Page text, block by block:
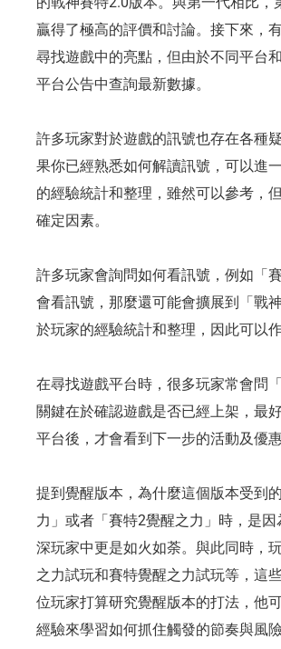
贏得了極高的評價和討論。接下來，
尋找遊戲中的亮點，但由於不同平台
平台公告中查詢最新數據。
許多玩家對於遊戲的訊號也存在各種
果你已經熟悉如何解讀訊號，可以進
的經驗統計和整理，雖然可以參考，
確定因素。
許多玩家會詢問如何看訊號，例如「
會看訊號，那麼還可能會擴展到「戰
於玩家的經驗統計和整理，因此可以
在尋找遊戲平台時，很多玩家常會問
關鍵在於確認遊戲是否已經上架，最
平台後，才會看到下一步的活動及優
提到覺醒版本，為什麼這個版本受到
力」或者「賽特2覺醒之力」時，是
深玩家中更是如火如荼。與此同時，
之力試玩和賽特覺醒之力試玩等，這
位玩家打算研究覺醒版本的打法，他
經驗來學習如何抓住觸發的節奏與風